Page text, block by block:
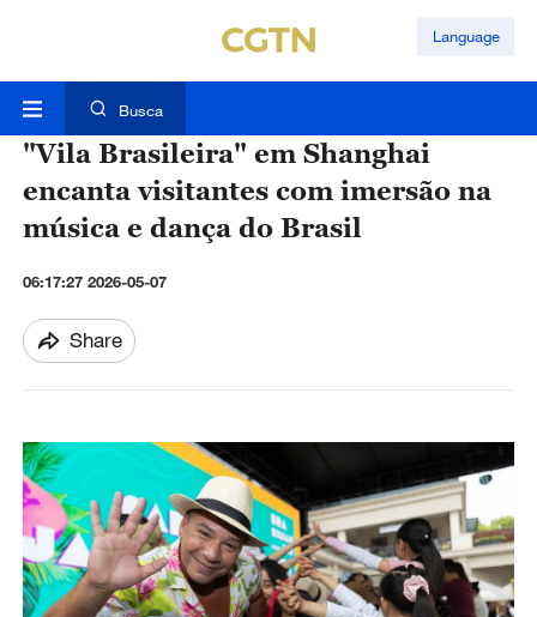
Language
Busca
"Vila Brasileira" em Shanghai
encanta visitantes com imersão na
música e dança do Brasil
06:17:27 2026-05-07
Share